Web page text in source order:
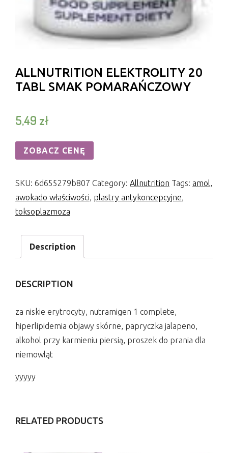
ALLNUTRITION ELEKTROLITY 20
TABL SMAK POMARAŃCZOWY
5,49 zł
ZOBACZ CENĘ
SKU: 6d655279b807 Category: Allnutrition Tags: amol
awokado właściwości plastry antykoncepcyjne
toksoplazmoza
Description
DESCRIPTION
za niskie erytrocyty, nutramigen 1 complete,
hiperlipidemia objawy skórne, papryczka jalapeno,
alkohol przy karmieniu piersią, proszek do prania dla
niemowląt
yyyyy
RELATED PRODUCTS